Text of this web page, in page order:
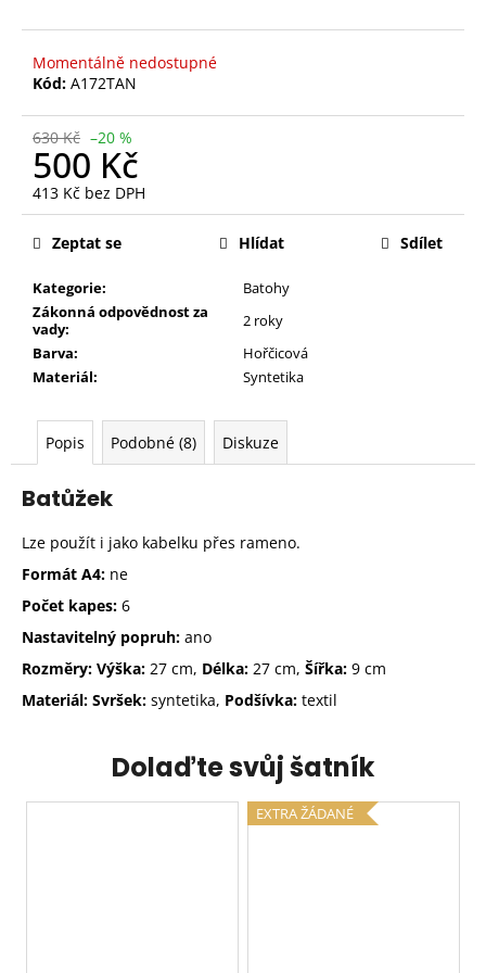
5
Momentálně nedostupné
Kód: A172TAN
630 Kč –20 %
500 Kč
413 Kč bez DPH
Měrná
Kategorie:
Batohy
Zákonná odpovědnost za
vady:
2 roky
Barva:
Hořčicová
Materiál:
Syntetika
Zeptat se Hlídat Sdílet
Popis Podobné (8) Diskuze
Batůžek
Lze použít i jako kabelku přes rameno.
Formát A4: ne
Počet kapes: 6
Nastavitelný popruh: ano
Rozměry: Výška: 27 cm, Délka: 27 cm, Šířka: 9 cm
Materiál: Svršek: syntetika, Podšívka: textil
Dolaďte svůj šatník
EXTRA ŽÁDANÉ
u
e
e
BÍLÉ
KRAJKOVÉ
11201-
390
Kč
Původně:
490
Kč